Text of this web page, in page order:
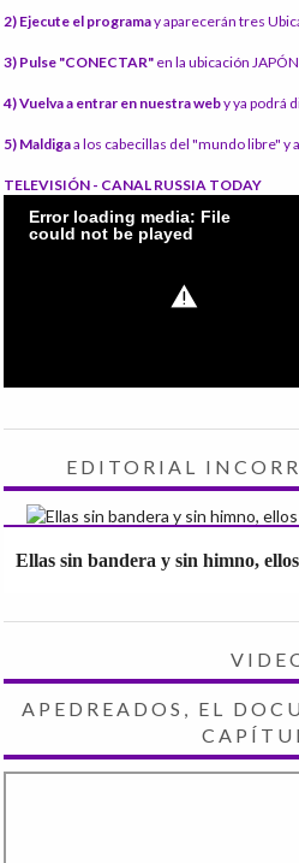
2) Ejecute el programay aparecerán tres
3) Pulse "CONECTAR" en la ubicación JAPÓN
4) Vuelva a entrar en nuestra weby ya podrá
5) Maldigaa los cabecillas del "mundo libre" y
TELEVISIÓN - CANAL RUSSIA TODAY
EDITORIAL
Ellas sin bandera y sin himno,
APEDREADOS, EL